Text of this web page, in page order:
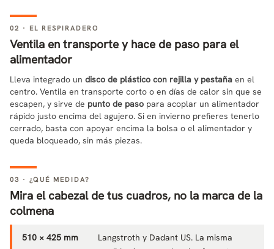
02 · EL RESPIRADERO
Ventila en transporte y hace de paso para el
alimentador
Lleva integrado un disco de plástico con rejilla y pestaña en el
centro. Ventila en transporte corto o en días de calor sin que se
escapen, y sirve de punto de paso para acoplar un alimentador
rápido justo encima del agujero. Si en invierno prefieres tenerlo
cerrado, basta con apoyar encima la bolsa o el alimentador y
queda bloqueado, sin más piezas.
03 · ¿QUÉ MEDIDA?
Mira el cabezal de tus cuadros, no la marca de la
colmena
510 × 425 mm
Langstroth y Dadant US. La misma